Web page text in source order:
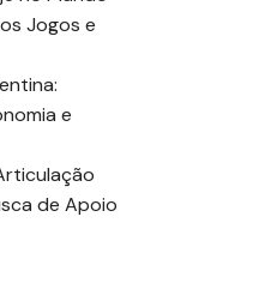
Jogos e
e
de Apoio